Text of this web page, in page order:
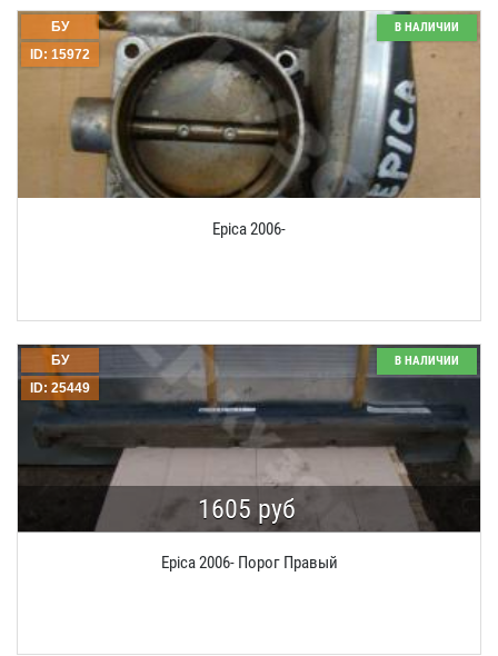
Epica 2006-
ID: 15972
БУ В НАЛИЧИИ
Epica 2006- Порог Правый
ID: 25449
БУ
1605 руб
В НАЛИЧИИ